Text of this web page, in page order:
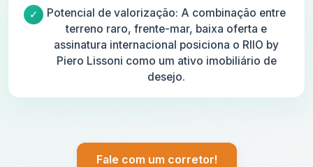
Potencial de valorização: A combinação entre
terreno raro, frente-mar, baixa oferta e
assinatura internacional posiciona o RIIO by
Piero Lissoni como um ativo imobiliário de
desejo.
Fale com um corretor!